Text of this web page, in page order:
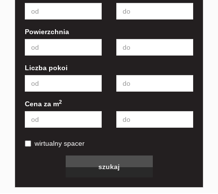
Powierzchnia
Liczba pokoi
Cena za m2
wirtualny spacer